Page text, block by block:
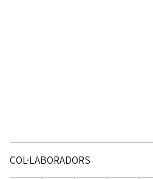
COL·LABORADORS